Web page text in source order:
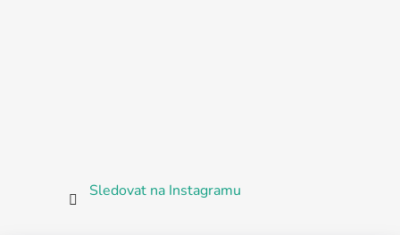
Sledovat na Instagramu